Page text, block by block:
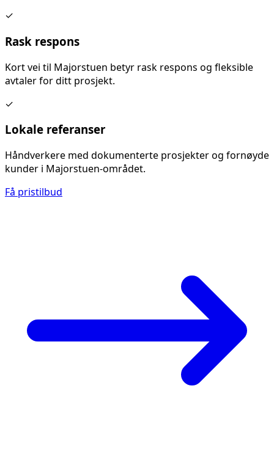
✓
Rask respons
Kort vei til Majorstuen betyr rask respons og fleksible
avtaler for ditt prosjekt.
✓
Lokale referanser
Håndverkere med dokumenterte prosjekter og fornøyde
kunder i Majorstuen-området.
Få pristilbud